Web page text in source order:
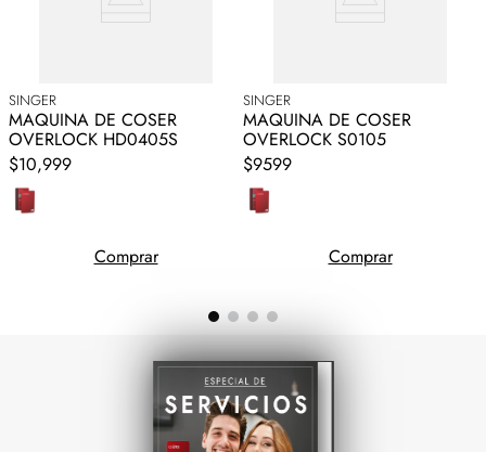
SINGER
MAQUINA DE COSER
OVERLOCK HD0405S
$10,999
Comprar
SINGER
MAQUINA DE COSER
OVERLOCK S0105
$9599
Comprar